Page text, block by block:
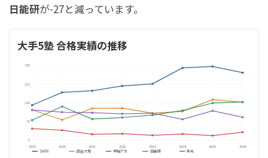
日能研が-27と減っています。
大手5塾 合格実績の推移
280
210
140
70
0
2019
2020 2021 2022 2023 2024 2025
2026
SAPIX
四谷大塚 早稲アカ 日能研 栄光